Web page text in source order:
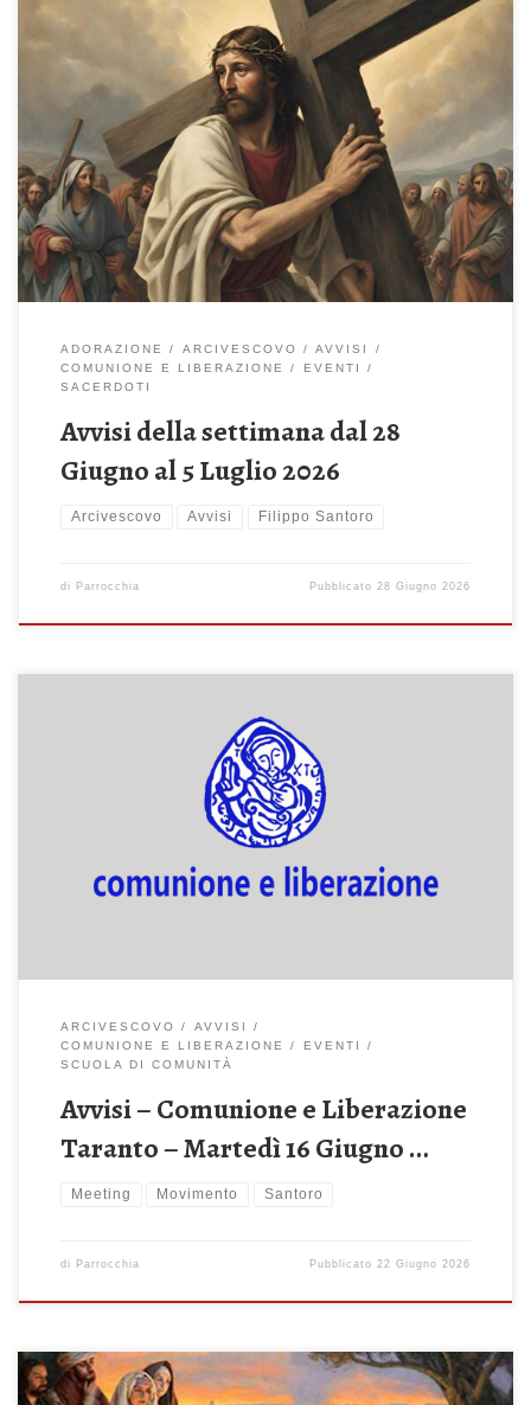
Domenica 28 Giugno 2026 – 13^ del Tempo Ordinario Giornata
mondiale per la carità del Papa (colletta obbligatoria) Chi non
prende la croce non è degno di me. Chi accoglie voi, accoglie me
(Mt 10,37-42) Celebrazione Sante Messe: ore 08:00 – 10:00 –
11:30 – 19:00 ore 18:30 – Recita del Santo […]
ADORAZIONE ARCIVESCOVO
AVVISI
COMUNIONE E LIBERAZIONE
EVENTI
SACERDOTI
Avvisi della settimana dal 28
Giugno al 5 Luglio 2026
Arcivescovo Avvisi Filippo Santoro
di Parrocchia Pubblicato28 Giugno 2026
XXX ANNIVERSARIO ORDINAZIONE MONS. SANTORO LUNEDì 29
GIUGNO ORE 19.00 CATTEDRALE SAN CATALDO. per la
partecipazione alla celebrazione avremmo intenzione di
predisporre il bus Kyma. Chiediamo di confermare adesione in
segreteria così da valutarne la fattibilità SCUOLA DI COMUNITA’
Nel mese di GIUGNO si lavora sul settimo capitolo del libro […]
ARCIVESCOVO
AVVISI
COMUNIONE E LIBERAZIONE
EVENTI
SCUOLA DI COMUNITÀ
Avvisi – Comunione e Liberazione
Taranto – Martedì 16 Giugno …
Meeting Movimento Santoro
di Parrocchia Pubblicato22 Giugno 2026